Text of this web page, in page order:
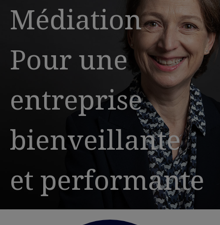
Médiation
Pour une
entreprise
bienveillante
et performante